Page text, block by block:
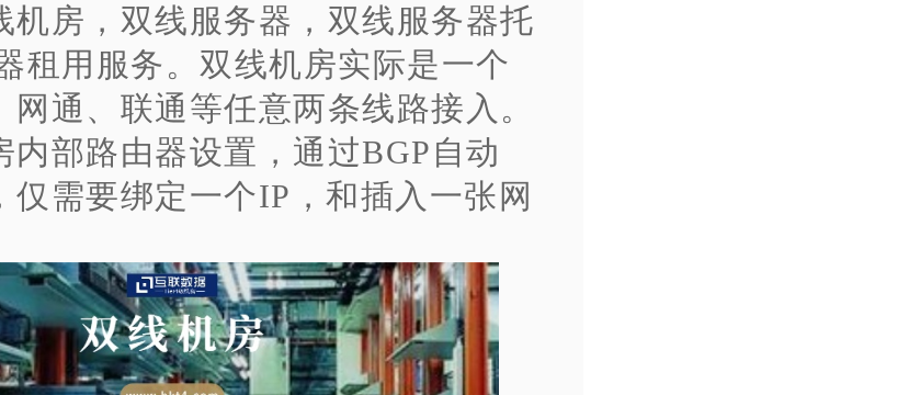
机房，双线服务器，双线服务器托
租用服务。双线机房实际是一个
网通、联通等任意两条线路接入。
内部路由器设置，通过BGP自动
仅需要绑定一个IP，和插入一张网